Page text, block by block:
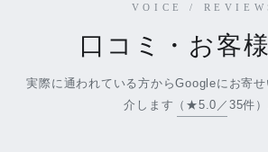
VOICE /
口コミ・お客
実際に通われている方からGoogleにお寄
介します（★5.0／35件）